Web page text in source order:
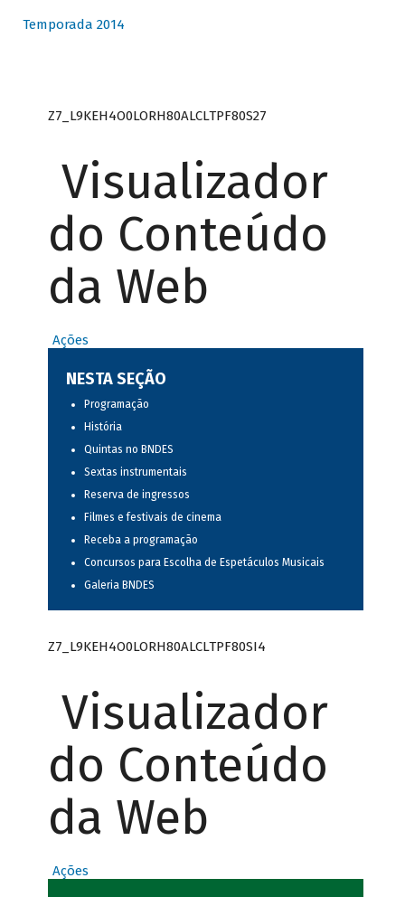
Temporada 2014
Z7_L9KEH4O0LORH80ALCLTPF80S27
Visualizador
do Conteúdo
da Web
Ações
NESTA SEÇÃO
Programação
História
Quintas no BNDES
Sextas instrumentais
Reserva de ingressos
Filmes e festivais de cinema
Receba a programação
Concursos para Escolha de Espetáculos Musicais
Galeria BNDES
Z7_L9KEH4O0LORH80ALCLTPF80SI4
Visualizador
do Conteúdo
da Web
Ações